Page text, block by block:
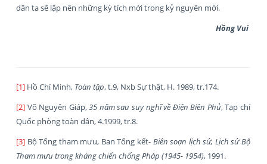
dân ta sẽ lập nên những kỳ tích mới trong kỷ nguyên mới.
Hồng Vui
[1] Hồ Chí Minh, Toàn tập, t.9, Nxb Sự thật, H. 1989, tr.174.
[2] Võ Nguyên Giáp,35 năm sau suy nghĩ về Điện Biên Phủ, Tạp chí
Quốc phòng toàn dân, 4.1999, tr.8.
[3] Bộ Tổng tham mưu, Ban Tổng kết- Biên soạn lịch sử, Lịch sử Bộ
Tham mưu trong kháng chiến chống Pháp (1945- 1954), 1991.